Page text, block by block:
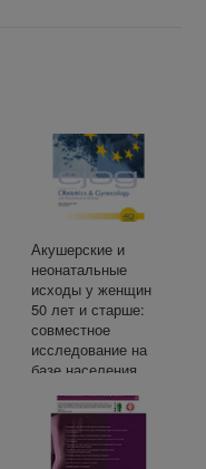
Акушерские и
неонатальные
исходы у женщин
50 лет и старше:
совместное
исследование на
базе населения
стран